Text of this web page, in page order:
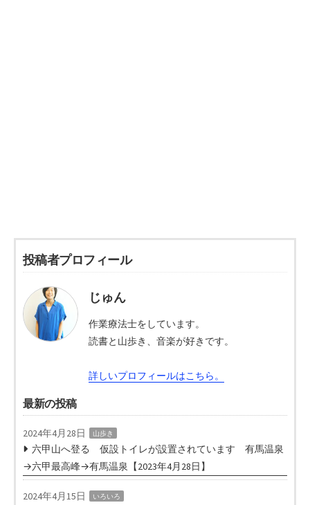
投稿者プロフィール
じゅん
作業療法士をしています。
読書と山歩き、音楽が好きです。
詳しいプロフィールはこちら。
最新の投稿
2024年4月28日 山歩き
六甲山へ登る 仮設トイレが設置されています 有馬温泉
→六甲最高峰→有馬温泉【2023年4月28日】
2024年4月15日 いろいろ